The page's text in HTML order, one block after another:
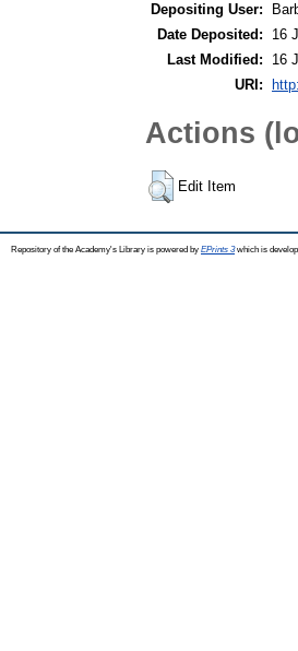
Depositing User:
Date Deposited:
16
Last Modified:
16
URI:
Actions
Edit Item
Repository of the Academy's Library is powered by EPrints 3which is